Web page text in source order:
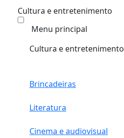
Cultura e entretenimento
Menu principal
Cultura e entretenimento
Brincadeiras
Literatura
Cinema e audiovisual